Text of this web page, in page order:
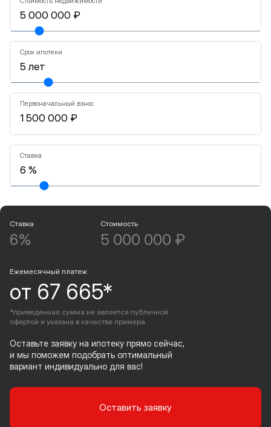
Срок ипотеки
Первоначальный взнос
Ставка
Ставка
6%
Стоимость
5 000 000 ₽
Ежемесячный платеж
от 67 665*
*приведенная сумма не является публичной
офертой и указана в качестве примера
Оставьте заявку на ипотеку прямо сейчас,
и мы поможем подобрать оптимальный
вариант индивидуально для вас!
Оставить заявку